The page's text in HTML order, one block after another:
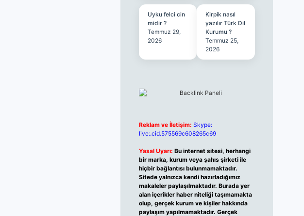
Uyku felci cin
midir ?
Temmuz 29,
2026
Kirpik nasıl
yazılır Türk Dil
Kurumu ?
Temmuz 25,
2026
Reklam ve İletişim: Skype:
live:.cid.575569c608265c69
Yasal Uyarı: Bu internet sitesi, herhangi
bir marka, kurum veya şahıs şirketi ile
hiçbir bağlantısı bulunmamaktadır.
Sitede yalnızca kendi hazırladığımız
makaleler paylaşılmaktadır. Burada yer
alan içerikler haber niteliği taşımamakta
olup, gerçek kurum ve kişiler hakkında
paylaşım yapılmamaktadır. Gerçek